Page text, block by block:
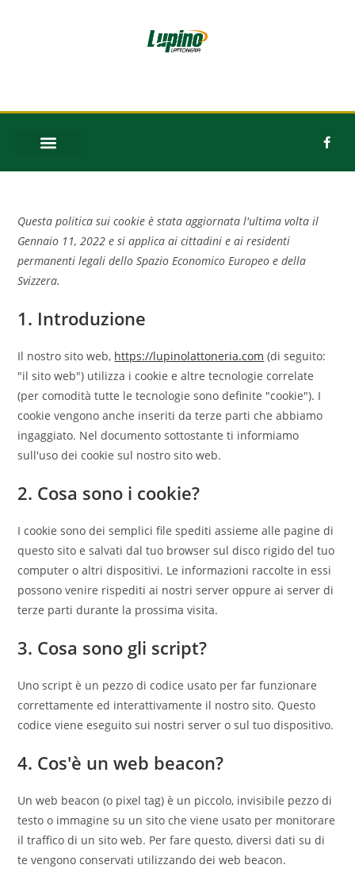
Questa politica sui cookie è stata aggiornata l'ultima volta il
Gennaio 11, 2022 e si applica ai cittadini e ai residenti
permanenti legali dello Spazio Economico Europeo e della
Svizzera.
1. Introduzione
Il nostro sito web, https://lupinolattoneria.com (di seguito:
"il sito web") utilizza i cookie e altre tecnologie correlate
(per comodità tutte le tecnologie sono definite "cookie"). I
cookie vengono anche inseriti da terze parti che abbiamo
ingaggiato. Nel documento sottostante ti informiamo
sull'uso dei cookie sul nostro sito web.
2. Cosa sono i cookie?
I cookie sono dei semplici file spediti assieme alle pagine di
questo sito e salvati dal tuo browser sul disco rigido del tuo
computer o altri dispositivi. Le informazioni raccolte in essi
possono venire rispediti ai nostri server oppure ai server di
terze parti durante la prossima visita.
3. Cosa sono gli script?
Uno script è un pezzo di codice usato per far funzionare
correttamente ed interattivamente il nostro sito. Questo
codice viene eseguito sui nostri server o sul tuo dispositivo.
4. Cos'è un web beacon?
Un web beacon (o pixel tag) è un piccolo, invisibile pezzo di
testo o immagine su un sito che viene usato per monitorare
il traffico di un sito web. Per fare questo, diversi dati su di
te vengono conservati utilizzando dei web beacon.